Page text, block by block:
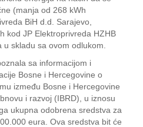
(manja od 268 kWh
BiH d.d. Sarajevo,
kod JP Elektroprivreda HZHB
skladu sa ovom odlukom.
sa informacijom i
Bosne i Hercegovine o
između Bosne i Hercegovine
i razvoj (IBRD), u iznosu
ukupna odobrena sredstva za
eura. Ova sredstva bit će